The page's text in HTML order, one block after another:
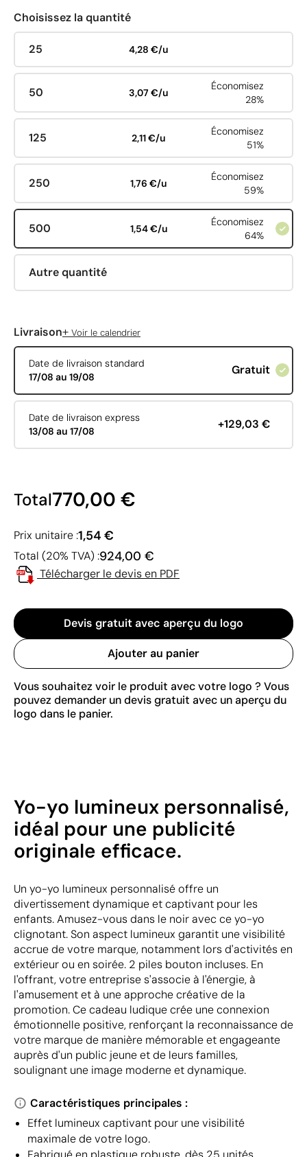
Choisissez la quantité
25 4,28 €/u
50 3,07 €/u
Économisez
28%
125 2,11 €/u
Économisez
51%
250 1,76 €/u
Économisez
59%
500 1,54 €/u
Économisez
64%
Autre quantité
Livraison+ Voir le calendrier
Date de livraison standard
17/08 au 19/08
Gratuit
Date de livraison express
13/08 au 17/08
+129,03 €
Total770,00 €
Prix unitaire :1,54 €
Total (20% TVA) :924,00 €
Télécharger le devis en PDF
Devis gratuit avec aperçu du logo
Ajouter au panier
Vous souhaitez voir le produit avec votre logo ? Vous
pouvez demander un devis gratuit avec un aperçu du
logo dans le panier.
Yo-yo lumineux personnalisé,
idéal pour une publicité
originale efficace.
Un yo-yo lumineux personnalisé offre un
divertissement dynamique et captivant pour les
enfants. Amusez-vous dans le noir avec ce yo-yo
clignotant. Son aspect lumineux garantit une visibilité
accrue de votre marque, notamment lors d'activités en
extérieur ou en soirée. 2 piles bouton incluses. En
l'offrant, votre entreprise s'associe à l'énergie, à
l'amusement et à une approche créative de la
promotion. Ce cadeau ludique crée une connexion
émotionnelle positive, renforçant la reconnaissance de
votre marque de manière mémorable et engageante
auprès d'un public jeune et de leurs familles,
soulignant une image moderne et dynamique.
Caractéristiques principales :
Effet lumineux captivant pour une visibilité
maximale de votre logo.